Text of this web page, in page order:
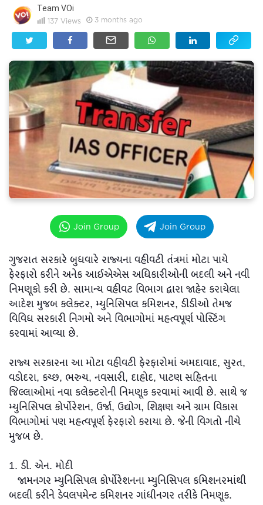
Team VOi
137 Views 3 months ago
Join Group Join Group
ગુજરાત સરકારે બુધવારે રાજ્યના વહીવટી તંત્રમાં મોટા પાયે
ફેરફારો કરીને અનેક આઈએએસ અધિકારીઓની બદલી અને નવી
નિમણૂકો કરી છે. સામાન્ય વહીવટ વિભાગ દ્વારા જાહેર કરાયેલા
આદેશ મુજબ કલેક્ટર, મ્યુનિસિપલ કમિશનર, ડીડીઓ તેમજ
વિવિધ સરકારી નિગમો અને વિભાગોમાં મહત્વપૂર્ણ પોસ્ટિંગ
કરવામાં આવ્યા છે.
રાજ્ય સરકારના આ મોટા વહીવટી ફેરફારોમાં અમદાવાદ, સુરત,
વડોદરા, કચ્છ, ભરુચ, નવસારી, દાહોદ, પાટણ સહિતના
જિલ્લાઓમાં નવા કલેક્ટરોની નિમણૂક કરવામાં આવી છે. સાથે જ
મ્યુનિસિપલ કોર્પોરેશન, ઉર્જા, ઉદ્યોગ, શિક્ષણ અને ગ્રામ વિકાસ
વિભાગોમાં પણ મહત્વપૂર્ણ ફેરફારો કરાયા છે. જેની વિગતો નીચે
મુજબ છે.
1. ડી. એન. મોદી
જામનગર મ્યુનિસિપલ કોર્પોરેશનના મ્યુનિસિપલ કમિશનરમાંથી
બદલી કરીને ડેવલપમેન્ટ કમિશનર ગાંધીનગર તરીકે નિમણૂક.